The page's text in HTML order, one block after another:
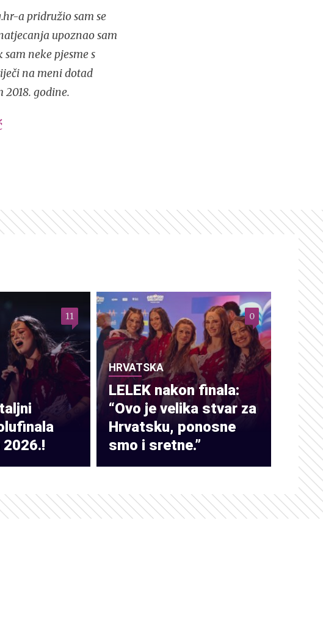
a pridružio sam se
upoznao sam
neke pjesme s
na meni dotad
godine.
11
HRVATSKA
LELEK nakon finala:
“Ovo je velika stvar za
Hrvatsku, ponosne
smo i sretne.”
0